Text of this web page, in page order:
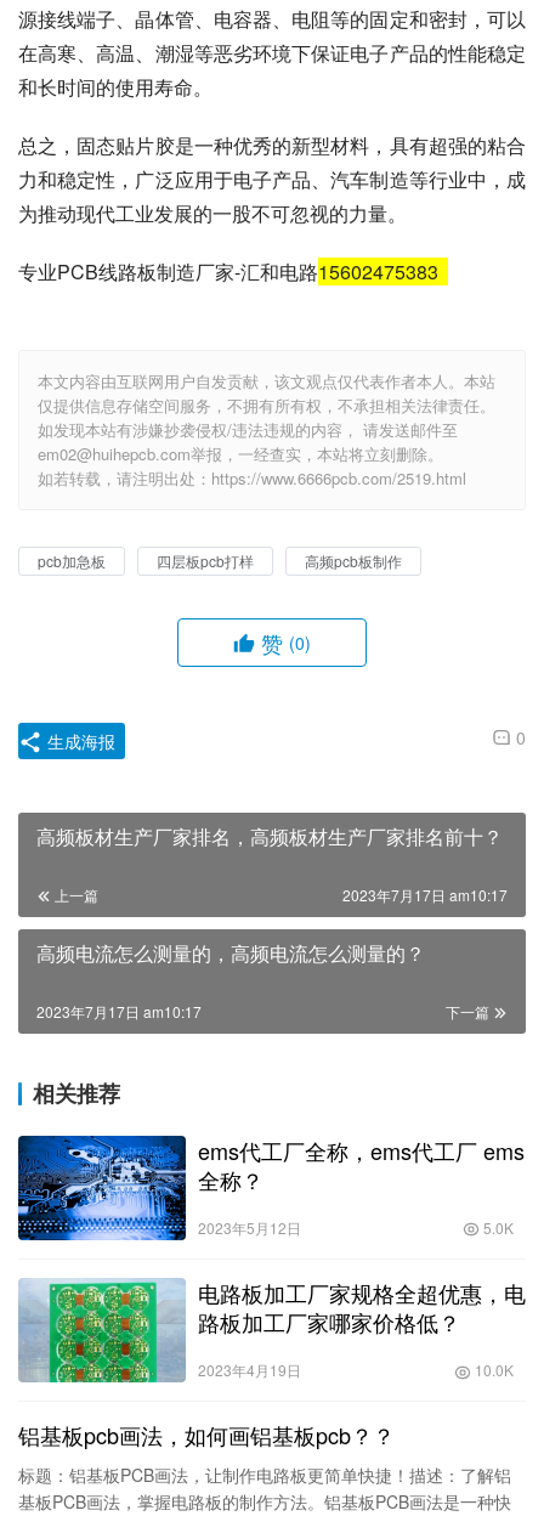
源接线端子、晶体管、电容器、电阻等的固定和密封，可以
在高寒、高温、潮湿等恶劣环境下保证电子产品的性能稳定
和长时间的使用寿命。
总之，固态贴片胶是一种优秀的新型材料，具有超强的粘合
力和稳定性，广泛应用于电子产品、汽车制造等行业中，成
为推动现代工业发展的一股不可忽视的力量。
专业PCB线路板制造厂家-汇和电路15602475383
本文内容由互联网用户自发贡献，该文观点仅代表作者本人。本站
仅提供信息存储空间服务，不拥有所有权，不承担相关法律责任。
如发现本站有涉嫌抄袭侵权/违法违规的内容， 请发送邮件至
em02@huihepcb.com举报，一经查实，本站将立刻删除。
如若转载，请注明出处：https://www.6666pcb.com/2519.html
pcb加急板 四层板pcb打样 高频pcb板制作
赞 (0)
0
生成海报
高频板材生产厂家排名，高频板材生产厂家排名前十？
上一篇 2023年7月17日 am10:17
高频电流怎么测量的，高频电流怎么测量的？
下一篇
2023年7月17日 am10:17
相关推荐
ems代工厂全称，ems代工厂 ems
全称？
2023年5月12日 5.0K
电路板加工厂家规格全超优惠，电
路板加工厂家哪家价格低？
2023年4月19日 10.0K
铝基板pcb画法，如何画铝基板pcb？？
标题：铝基板PCB画法，让制作电路板更简单快捷！描述：了解铝
基板PCB画法，掌握电路板的制作方法。铝基板PCB画法是一种快